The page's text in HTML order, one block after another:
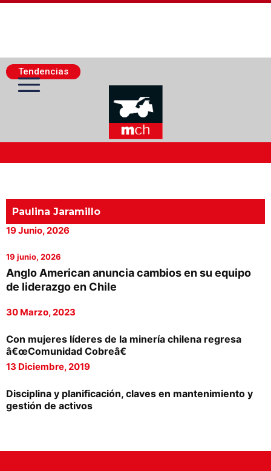
Tendencias
Actualidad Minera
Minería Superficie
Proveedores
Canal Digital
Columnas de Opinión
Designaciones
Revistas Digital
Paulina Jaramillo
19 Junio, 2026
19 junio, 2026
Anglo American anuncia cambios en su equipo
de liderazgo en Chile
30 Marzo, 2023
Con mujeres líderes de la minería chilena regresa
â€œComunidad Cobreâ€
13 Diciembre, 2019
Disciplina y planificación, claves en mantenimiento y
gestión de activos